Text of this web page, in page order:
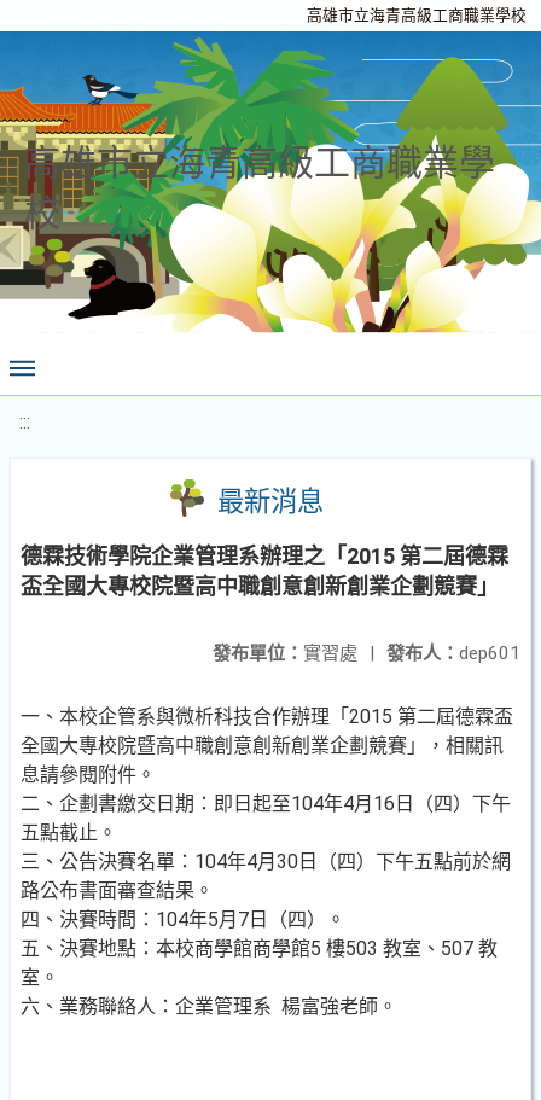
高雄市立海青高級工商職業學校
高雄市立海青高級工商職業學
校
:::
最新消息
德霖技術學院企業管理系辦理之「2015 第二屆德霖
盃全國大專校院暨高中職創意創新創業企劃競賽」
發布人： dep601
發布單位： 實習處 |
一、本校企管系與微析科技合作辦理「2015 第二屆德霖盃
全國大專校院暨高中職創意創新創業企劃競賽」，相關訊
息請參閱附件。
二、企劃書繳交日期：即日起至104年4月16日（四）下午
五點截止。
三、公告決賽名單：104年4月30日（四）下午五點前於網
路公布書面審查結果。
四、決賽時間：104年5月7日（四）。
五、決賽地點：本校商學館商學館5 樓503 教室、507 教
室。
六、業務聯絡人：企業管理系 楊富強老師。